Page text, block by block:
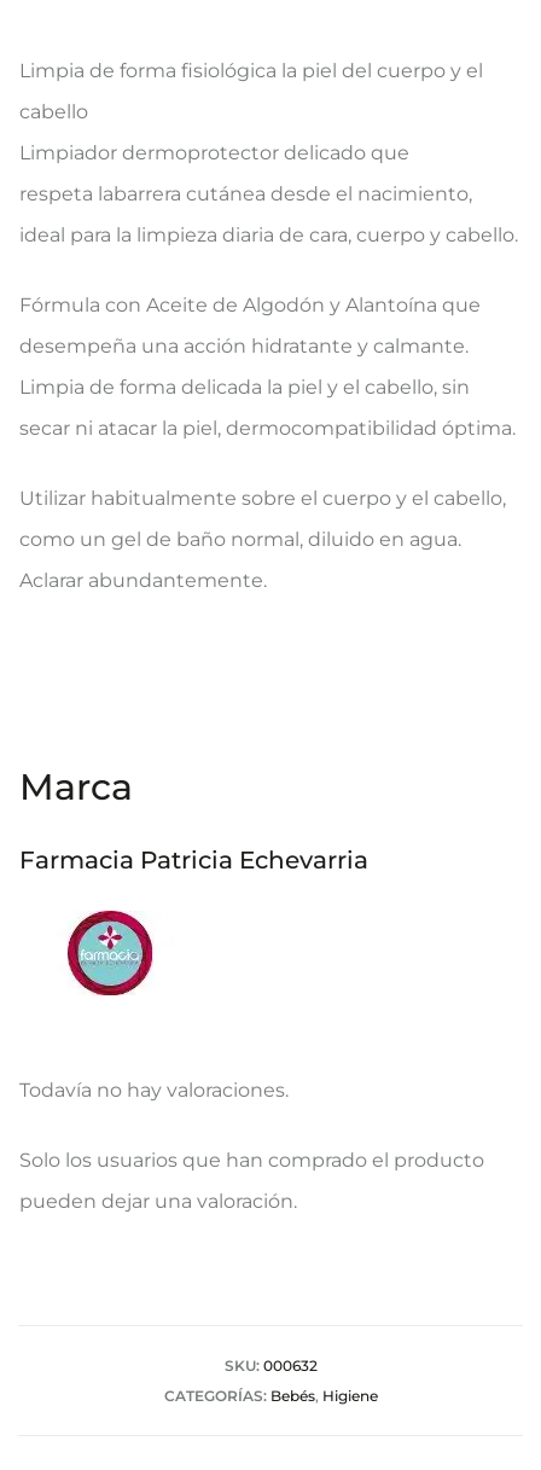
​​​Limpia de forma fisioló​gica la piel del cuerpo y el
cabello
​Limpiador dermoprotector delicado que
respeta labarrera cutánea desde el nacimiento,
ideal para la limpieza​ diaria de cara, cuerpo y cabello​.
Fórmula con Aceite de Algodón y Alantoína que
desempeña una acción hidratante y calmante.
Limpia de forma delicada la piel y el cabello, sin
secar ni atacar la piel, dermocompatibilidad óptima.
Utilizar habitualmente sobre el cuerpo y el cabello,
como un gel de baño normal, diluido en agua.
Aclarar abundantemente.
Marca
Farmacia Patricia Echevarria
V
a
Todavía no hay valoraciones.
Solo los usuarios que han comprado el producto
pueden dejar una valoración.
SKU: 000632
CATEGORÍAS: Bebés, Higiene